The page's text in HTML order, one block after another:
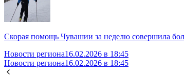
Скорая помощь Чувашии за неделю совершила
Новости региона16.02.2026 в 18:45
Новости региона16.02.2026 в 18:45